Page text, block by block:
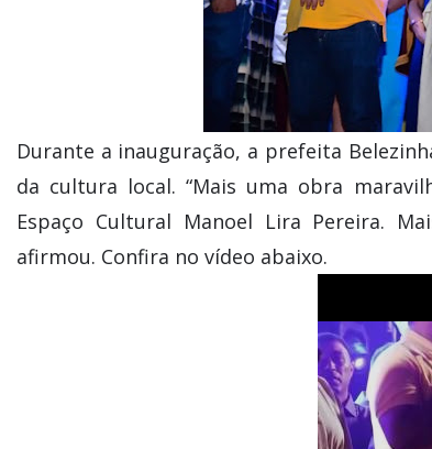
Durante a inauguração, a prefeita
da cultura local. “Mais uma obra
Espaço Cultural Manoel Lira Pereira.
afirmou. Confira no vídeo abaixo.